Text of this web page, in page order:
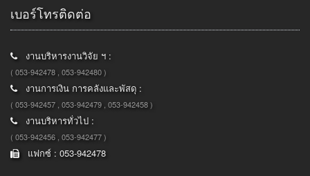
เบอร์โทรติดต่อ
งานบริหารงานวิจัย ฯ :
( 053-942478 , 053-942480 )
งานการเงิน การคลังและพัสดุ :
( 053-942457 , 053-942479 , 053-942458 )
งานบริหารทั่วไป :
( 053-942456 , 053-942477 )
แฟกซ์ : 053-942478